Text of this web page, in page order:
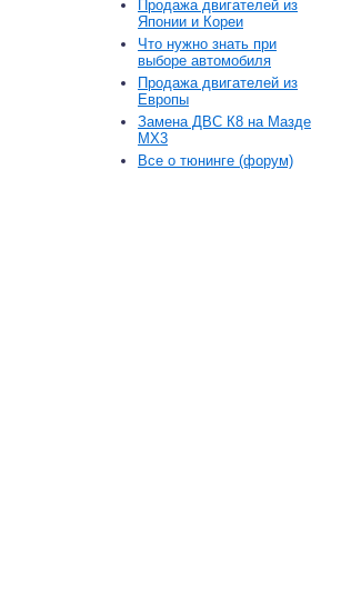
Продажа двигателей из
Японии и Кореи
Что нужно знать при
выборе автомобиля
Продажа двигателей из
Европы
Замена ДВС К8 на Мазде
MX3
Все о тюнинге (форум)